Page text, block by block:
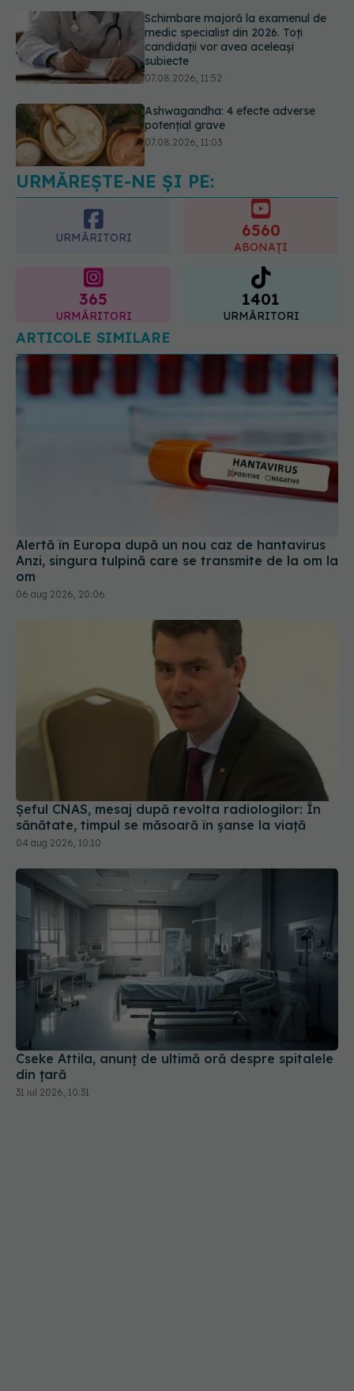
Ashwagandha: 4 efecte adverse
potențial grave
07.08.2026, 11:03
Ți-ai mărit buzele? Cele 4 greșeli
care pot strica rezultatul după
07.08.2026, 13:54
URMĂREȘTE-NE ȘI PE:
URMĂRITORI
365 1401
URMĂRITORI
ARTICOLE SIMILARE
Alertă în Europa după un nou caz de hantavirus
Anzi, singura tulpină care se transmite de la om la
Șeful CNAS, mesaj după revolta radiologilor: În
sănătate, timpul se măsoară în șanse la viață
Cseke Attila, anunț de ultimă oră despre spitalele
din țară
31 iul 2026, 10:31